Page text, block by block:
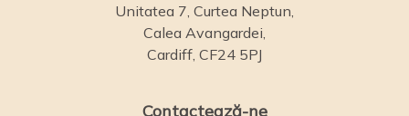
Unitatea 7, Curtea Neptun,
Calea Avangardei,
Cardiff, CF24 5PJ
Contactează-ne